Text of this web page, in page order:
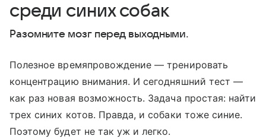
среди синих собак
Разомните мозг перед выходными.
Полезное времяпровождение — тренировать
концентрацию внимания. И сегодняшний тест —
как раз новая возможность. Задача простая: найти
трех синих котов. Правда, и собаки тоже синие.
Поэтому будет не так уж и легко.